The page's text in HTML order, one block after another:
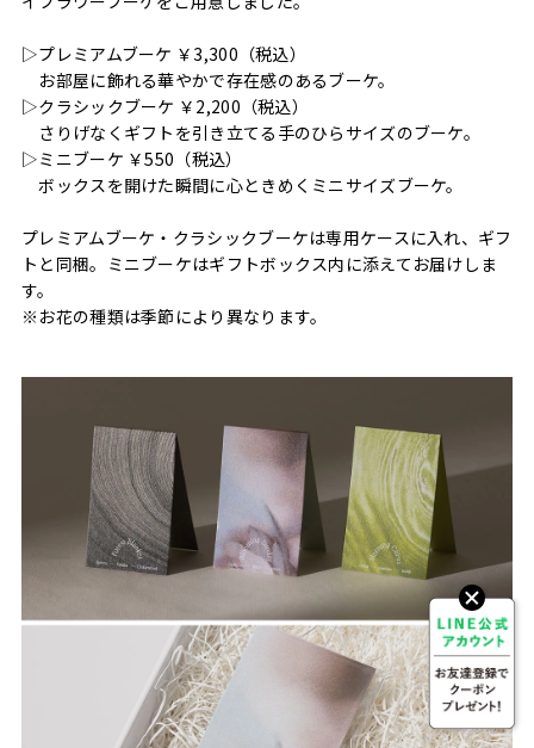
▷プレミアムブーケ ￥3,300（税込）
お部屋に飾れる華やかで存在感のあるブーケ。
▷クラシックブーケ ￥2,200（税込）
さりげなくギフトを引き立てる手のひらサイズのブーケ。
▷ミニブーケ ￥550（税込）
ボックスを開けた瞬間に心ときめくミニサイズブーケ。
プレミアムブーケ・クラシックブーケは専用ケースに入れ、ギフ
トと同梱。ミニブーケはギフトボックス内に添えてお届けしま
す。
※お花の種類は季節により異なります。